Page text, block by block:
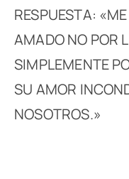
RESPUESTA:
AMADO NO POR
SIMPLEMENTE
SU AMOR
NOSOTROS.»